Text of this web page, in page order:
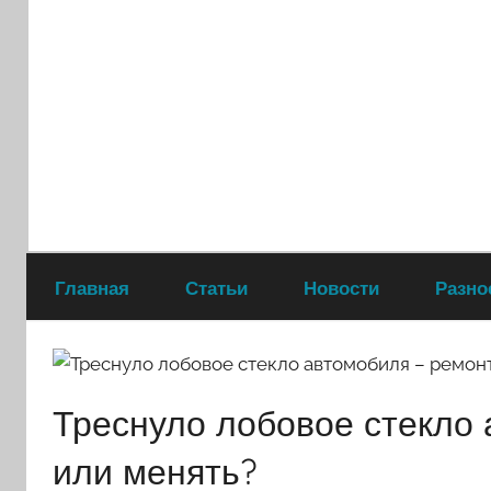
Главная Статьи Новости
Треснуло лобовое
или менять?